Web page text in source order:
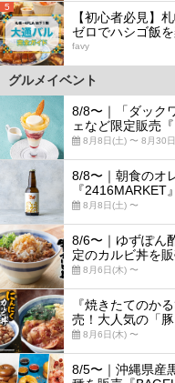
5
【初心者必見】
ゼロでハシゴ飯
favy
グルメイベント
8/8〜｜「ダック
ェなど限定販売
8月8日(土) 〜 8月30
8/8〜｜朝食のオ
『2416MARKET
8月8日(土) 〜
8/6〜｜ゆずぽん
定のカルビ丼を
8月6日(木) 〜
『焼きたてのか
売！大人気の「
8月6日(木) 〜
8/5〜｜沖縄県産